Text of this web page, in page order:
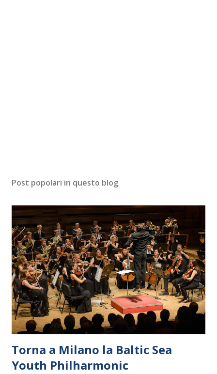
Post popolari in questo blog
Torna a Milano la Baltic Sea
Youth Philharmonic